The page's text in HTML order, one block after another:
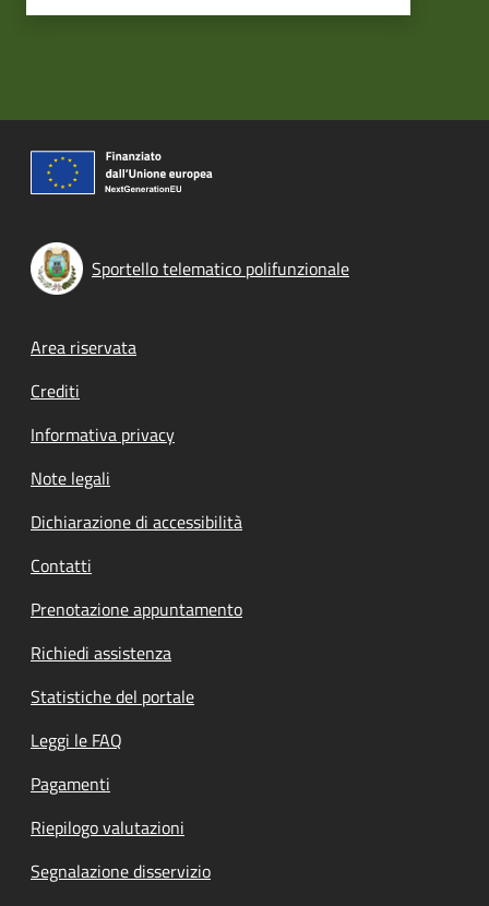
Sportello telematico polifunzionale
Footer menu
Area riservata
Crediti
Informativa privacy
Note legali
Dichiarazione di accessibilità
Contatti
Prenotazione appuntamento
Richiedi assistenza
Statistiche del portale
Leggi le FAQ
Pagamenti
Riepilogo valutazioni
Segnalazione disservizio